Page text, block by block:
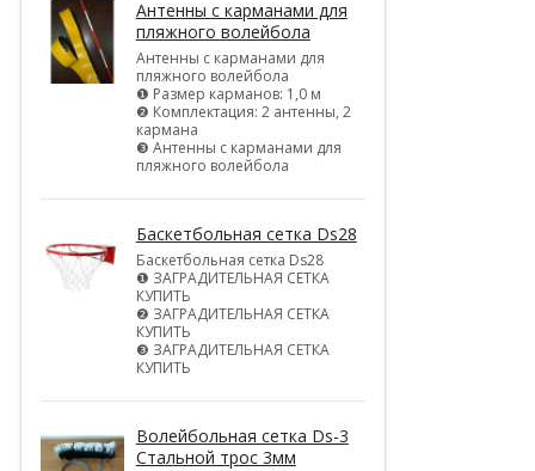
Антенны с карманами для
пляжного волейбола
Антенны с карманами для
пляжного волейбола
❶ Размер карманов: 1,0 м
❷ Комплектация: 2 антенны, 2
кармана
❸ Антенны с карманами для
пляжного волейбола
Баскетбольная сетка Ds28
Баскетбольная сетка Ds28
❶ ЗАГРАДИТЕЛЬНАЯ СЕТКА
КУПИТЬ
❷ ЗАГРАДИТЕЛЬНАЯ СЕТКА
КУПИТЬ
❸ ЗАГРАДИТЕЛЬНАЯ СЕТКА
КУПИТЬ
Волейбольная сетка Ds-3
Стальной трос 3мм